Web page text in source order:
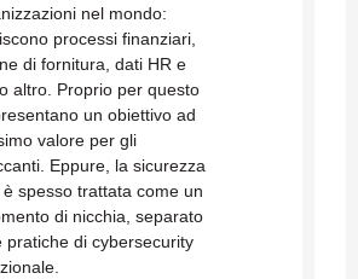
nel mondo:
processi finanziari,
di fornitura, dati HR e
altro. Proprio per questo
un obiettivo ad
valore per gli
Eppure, la sicurezza
è spesso trattata come un
di nicchia, separato
pratiche di cybersecurity